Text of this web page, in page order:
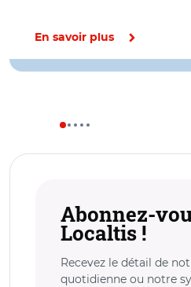
En savoir plus
Abonnez-
Localtis !
Recevez le détail de
quotidienne ou notre